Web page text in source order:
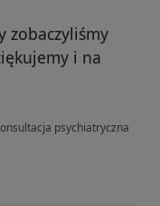
zobaczyliśmy
i na
psychiatryczna